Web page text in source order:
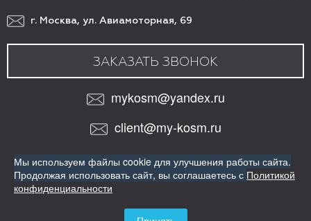
г. Москва, ул. Авиамоторная, 69
ЗАКАЗАТЬ ЗВОНОК
mykosm@yandex.ru
client@my-kosm.ru
МЫ В СОЦИАЛЬНЫХ СЕТЯХ:
VK
ИНТЕРНЕТ-МАГАЗИН ПРОФЕССИОНАЛЬНОЙ КОСМЕТИКИ
Copyright© Все права защищены
Мы используем файлы cookie для улучшения работы сайта.
Продолжая использовать сайт, вы соглашаетесь с Политикой
конфиденциальности